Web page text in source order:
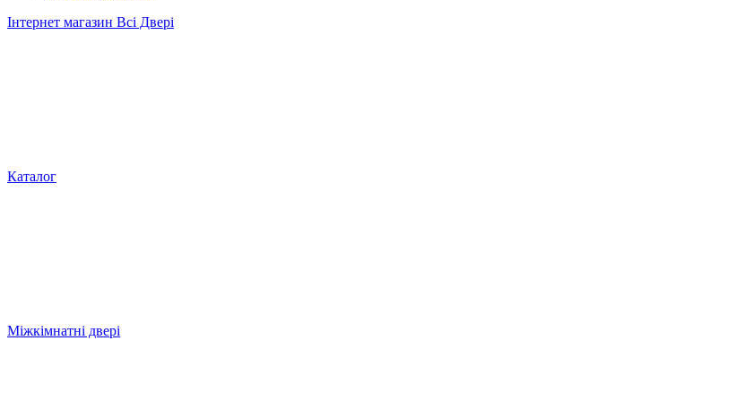
Інтернет магазин Всі Двері
Каталог
Міжкімнатні двері